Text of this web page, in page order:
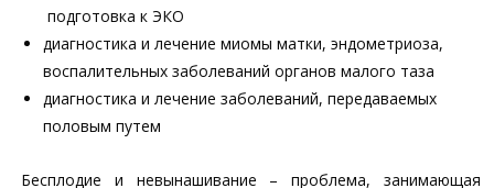
подготовка к ЭКО
диагностика и лечение миомы матки, эндометриоза,
воспалительных заболеваний органов малого таза
диагностика и лечение заболеваний, передаваемых
половым путем
Бесплодие и невынашивание – проблема, занимающая